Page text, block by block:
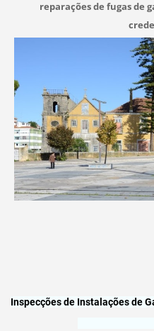
reparações de fugas de
Inspecções de Instalações de